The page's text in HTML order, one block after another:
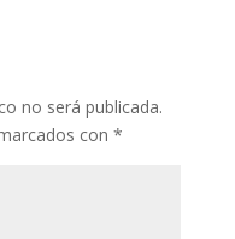
no será publicada.
con *